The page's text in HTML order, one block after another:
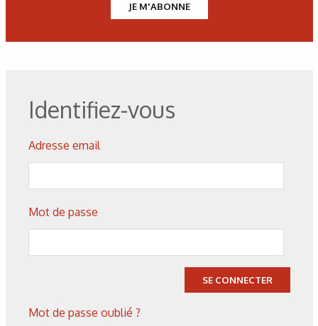
tableau 1 : Nuances de travail à froid développées par
figure 4 : Microstructures comparées des aciers HS6-5-2 et
tableau 2 : Aciers rapides commercialisés sous les
dénominations ASP et TSP, fabriqués par la métallurgie des
poudres et dont l’élaboration soignée permet d’obtenir de
bas taux de résiduels, d’après [3], [11].
JE M'ABONNE
Identifiez-vous
Adresse email
Mot de passe
SE CONNECTER
Mot de passe oublié ?